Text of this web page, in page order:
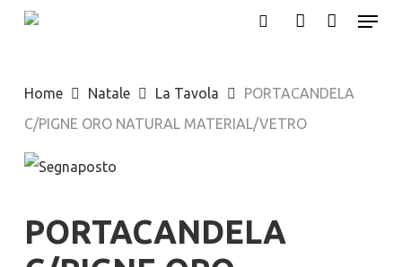
Skip
content
Menu
Home Natale La Tavola
PORTACANDELA
C/PIGNE ORO NATURAL MATERIAL/VETRO
PORTACANDELA